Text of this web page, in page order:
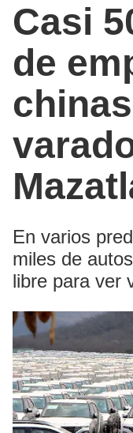
Casi
de
En varios
miles de
libre para ver